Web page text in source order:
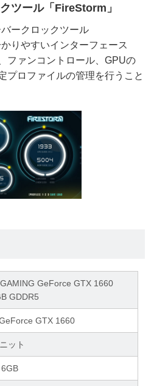
ツール「FireStorm」
ークロックツール
りやすいインターフェース
ファンコントロール、GPUの
プロファイルの管理を行うこと
GeForce GTX 1660
GDDR5
GTX 1660
ット